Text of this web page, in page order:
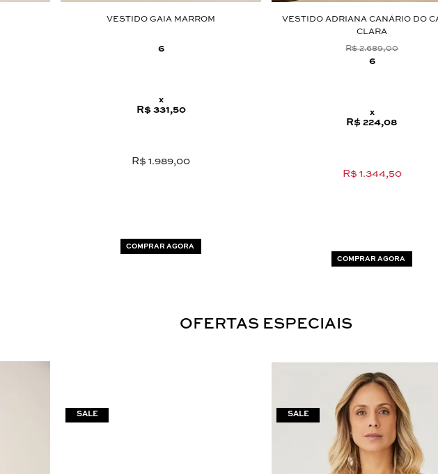
VESTIDO GAIA MARROM
6
x
R$ 331,50
R$ 1.989,00
COMPRAR AGORA
VESTIDO ADRIANA CANÁRIO DO
CLARA
R$ 2.689,00
6
x
R$ 224,08
R$ 1.344,50
COMPRAR AGORA
OFERTAS ESPECIAIS